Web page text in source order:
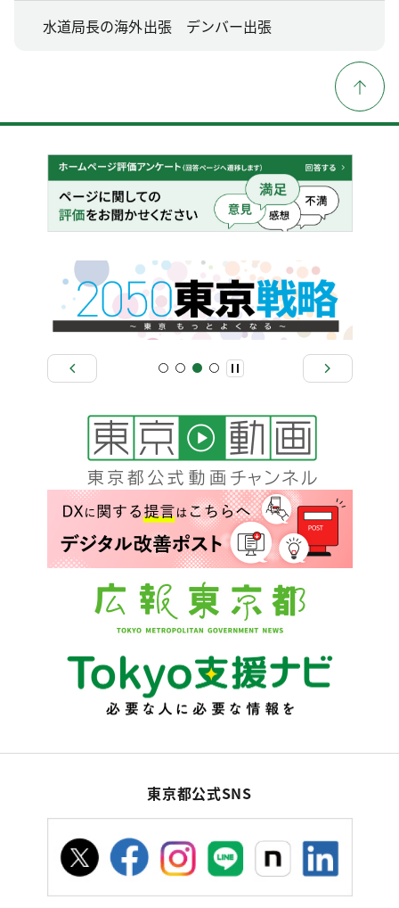
水道局長の海外出張 デンバー出張
東京都公式SNS